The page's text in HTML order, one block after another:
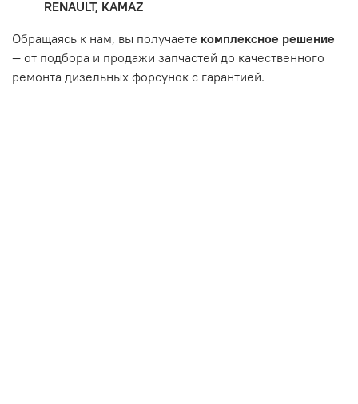
впуска/выпуска.
RENAULT, KAMAZ
Обращаясь к нам, вы получаете комплексное решение
— от подбора и продажи запчастей до качественного
ремонта дизельных форсунок с гарантией.